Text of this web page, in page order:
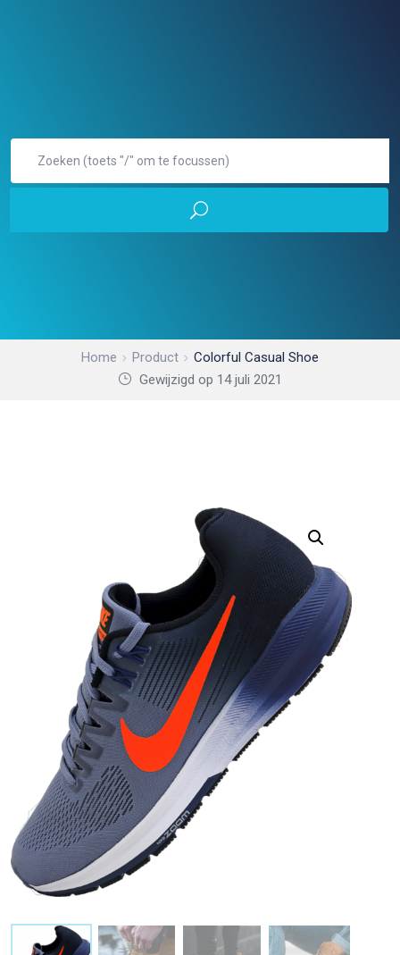
Home Product
Colorful Casual Shoe
Gewijzigd op 14 juli 2021